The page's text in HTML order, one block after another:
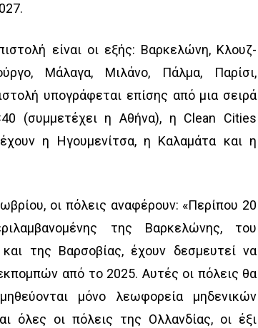
είναι οι εξής: Βαρκελώνη, Κλουζ-
Μάλαγα, Μιλάνο, Πάλμα, Παρίσι,
υπογράφεται επίσης από μια σειρά
(συμμετέχει η Αθήνα), η Clean Cities
η Ηγουμενίτσα, η Καλαμάτα και η
οι πόλεις αναφέρουν: «Περίπου 20
της Βαρκελώνης, του
της Βαρσοβίας, έχουν δεσμευτεί να
από το 2025. Αυτές οι πόλεις θα
μόνο λεωφορεία μηδενικών
όλες οι πόλεις της Ολλανδίας, οι έξι